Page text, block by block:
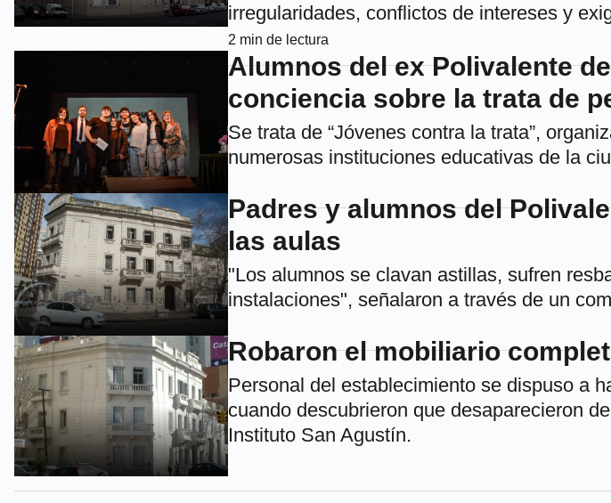
irregularidades, conflictos de intereses y
2 min de lectura
Alumnos del ex Polivalente
conciencia sobre la trata de
Se trata de “Jóvenes contra la trata”,
numerosas instituciones educativas de la
Padres y alumnos del
las aulas
"Los alumnos se clavan astillas, sufren
instalaciones", señalaron a través de un
Robaron el mobiliario
Personal del establecimiento se dispuso a
cuando descubrieron que desaparecieron
Instituto San Agustín.